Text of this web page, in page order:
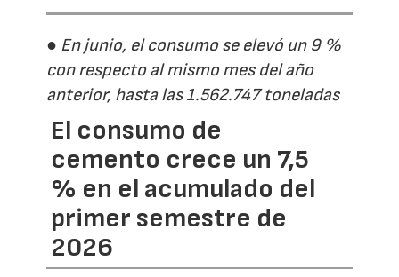
● En junio, el consumo se elevó un 9 %
con respecto al mismo mes del año
anterior, hasta las 1.562.747 toneladas
El consumo de
cemento crece un 7,5
% en el acumulado del
primer semestre de
2026